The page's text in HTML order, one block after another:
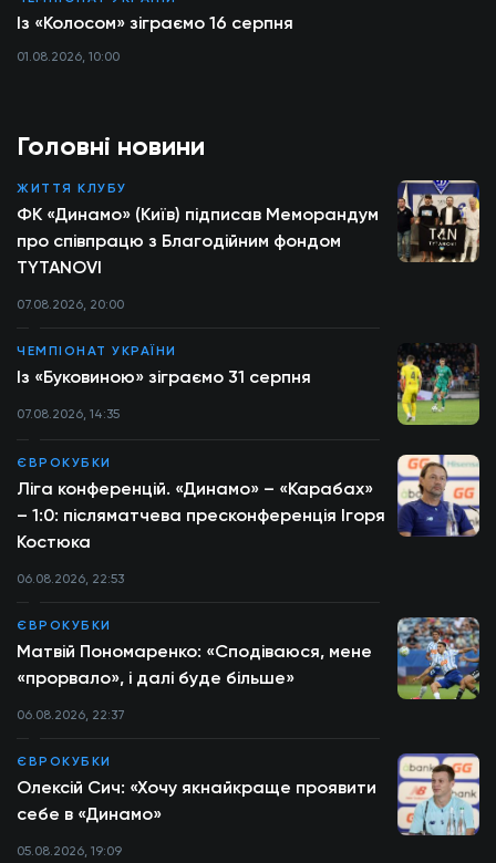
Головні новини
ЖИТТЯ КЛУБУ
ФК «Динамо» (Київ) підписав Меморандум
про співпрацю з Благодійним фондом
TYTANOVI
07.08.2026, 20:00
ЧЕМПІОНАТ УКРАЇНИ
Із «Буковиною» зіграємо 31 серпня
07.08.2026, 14:35
ЄВРОКУБКИ
Ліга конференцій. «Динамо» – «Карабах»
– 1:0: післяматчева пресконференція Ігоря
Костюка
06.08.2026, 22:53
ЄВРОКУБКИ
Матвій Пономаренко: «Сподіваюся, мене
«прорвало», і далі буде більше»
06.08.2026, 22:37
ЄВРОКУБКИ
Олексій Сич: «Хочу якнайкраще проявити
себе в «Динамо»
05.08.2026, 19:09
Із «Колосом» зіграємо 16 серпня
01.08.2026, 10:00